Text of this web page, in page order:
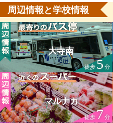
周辺情報と学校情報
大寺南
徒歩5 分
マルナカ
徒歩7分